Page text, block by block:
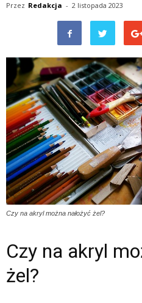
Przez Redakcja - 2 listopada 2023
Czy na akryl można nałożyć żel?
Czy na akryl
żel?